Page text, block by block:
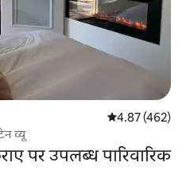
औसत रेटिंग 5 में से
4.87 (462)
व्यू
पर उपलब्ध पारिवारिक